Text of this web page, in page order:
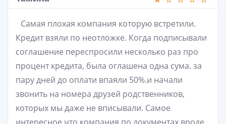
Самая плохая компания которую встретили.
Кредит взяли по неотложке. Когда подписывали
соглашение переспросили несколько раз про
процент кредита, была оглашена одна сума. за
пару дней до оплати впаяли 50%.и начали
звонить на номера друзей родственников,
которых мы даже не вписывали. Самое